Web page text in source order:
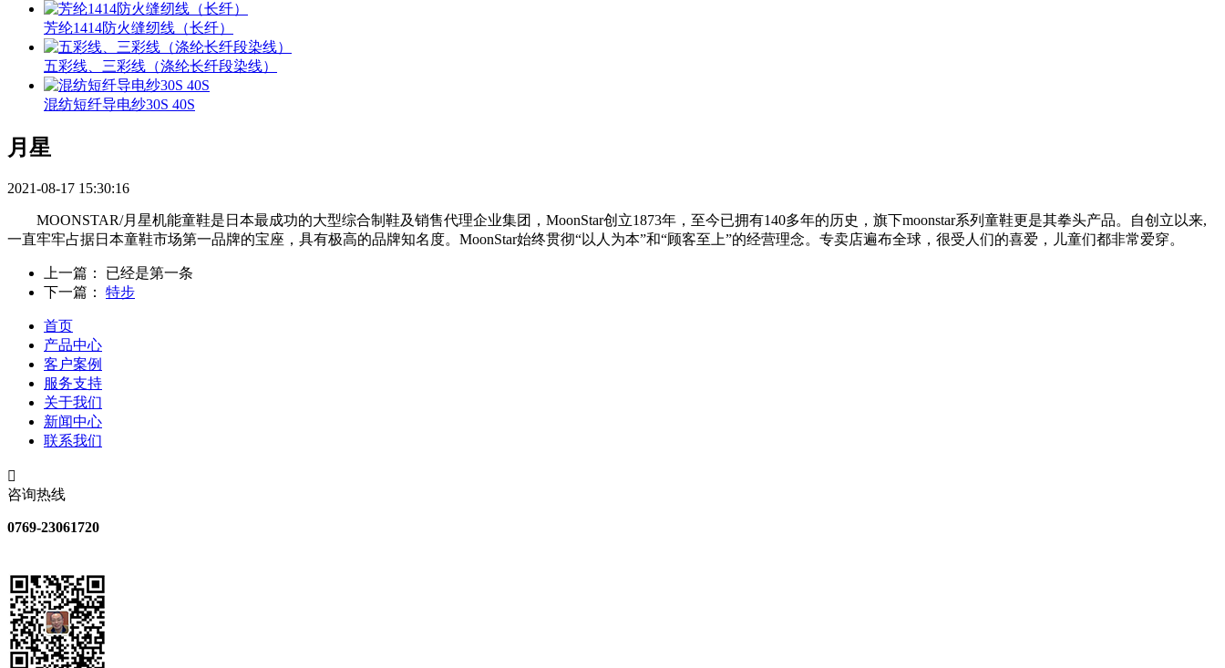
芳纶1414防火缝纫线（长纤）
五彩线、三彩线（涤纶长纤段染线）
混纺短纤导电纱30S 40S
月星
2021-08-17 15:30:16
MOONSTAR/月星机能童鞋是日本最成功的大型综合制鞋及销售代理企业集团，MoonStar创立1873年，至今已拥有140多年的历史，旗下moonstar系列童鞋更是其拳头产品。自创立以来,
一直牢牢占据日本童鞋市场第一品牌的宝座，具有极高的品牌知名度。MoonStar始终贯彻“以人为本”和“顾客至上”的经营理念。专卖店遍布全球，很受人们的喜爱，儿童们都非常爱穿。
上一篇：
已经是第一条
下一篇：
特步
首页
产品中心
客户案例
服务支持
关于我们
新闻中心
联系我们
咨询热线
0769-23061720